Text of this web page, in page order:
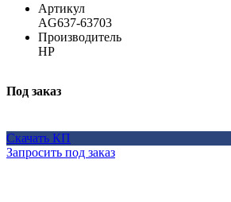
Артикул
AG637-63703
Производитель
HP
Под заказ
Скачать КП
Запросить под заказ